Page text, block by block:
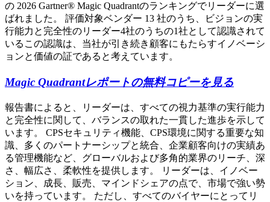
の 2026 Gartner® Magic Quadrantのランキングでリーダーに選
ばれました。 評価対象ベンダー 13 社のうち、ビジョンの実
行能力と完全性のリーダー4社のうちの1社として認識されて
いるこの認識は、当社が引き続き顧客にもたらすイノベーシ
ョンと価値の証であると考えています。
Magic Quadrantレポートの無料コピーを見る
報告書によると、リーダーは、すべての視力基準の実行能力
と完全性に関して、バランスの取れた一貫した進歩を示して
います。 CPSセキュリティ機能、CPS環境に関する重要な知
識、多くのパートナーシップと統合、企業顧客向けの実績あ
る管理機能など、グローバルおよび多角的業界のリーチ、深
さ、幅広さ、柔軟性を提供します。 リーダーは、イノベー
ション、成長、販売、マインドシェアの点で、市場で強い勢
いを持っています。 ただし、すべてのバイヤーにとってリ